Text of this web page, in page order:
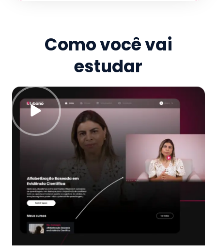
Como você vai
estudar